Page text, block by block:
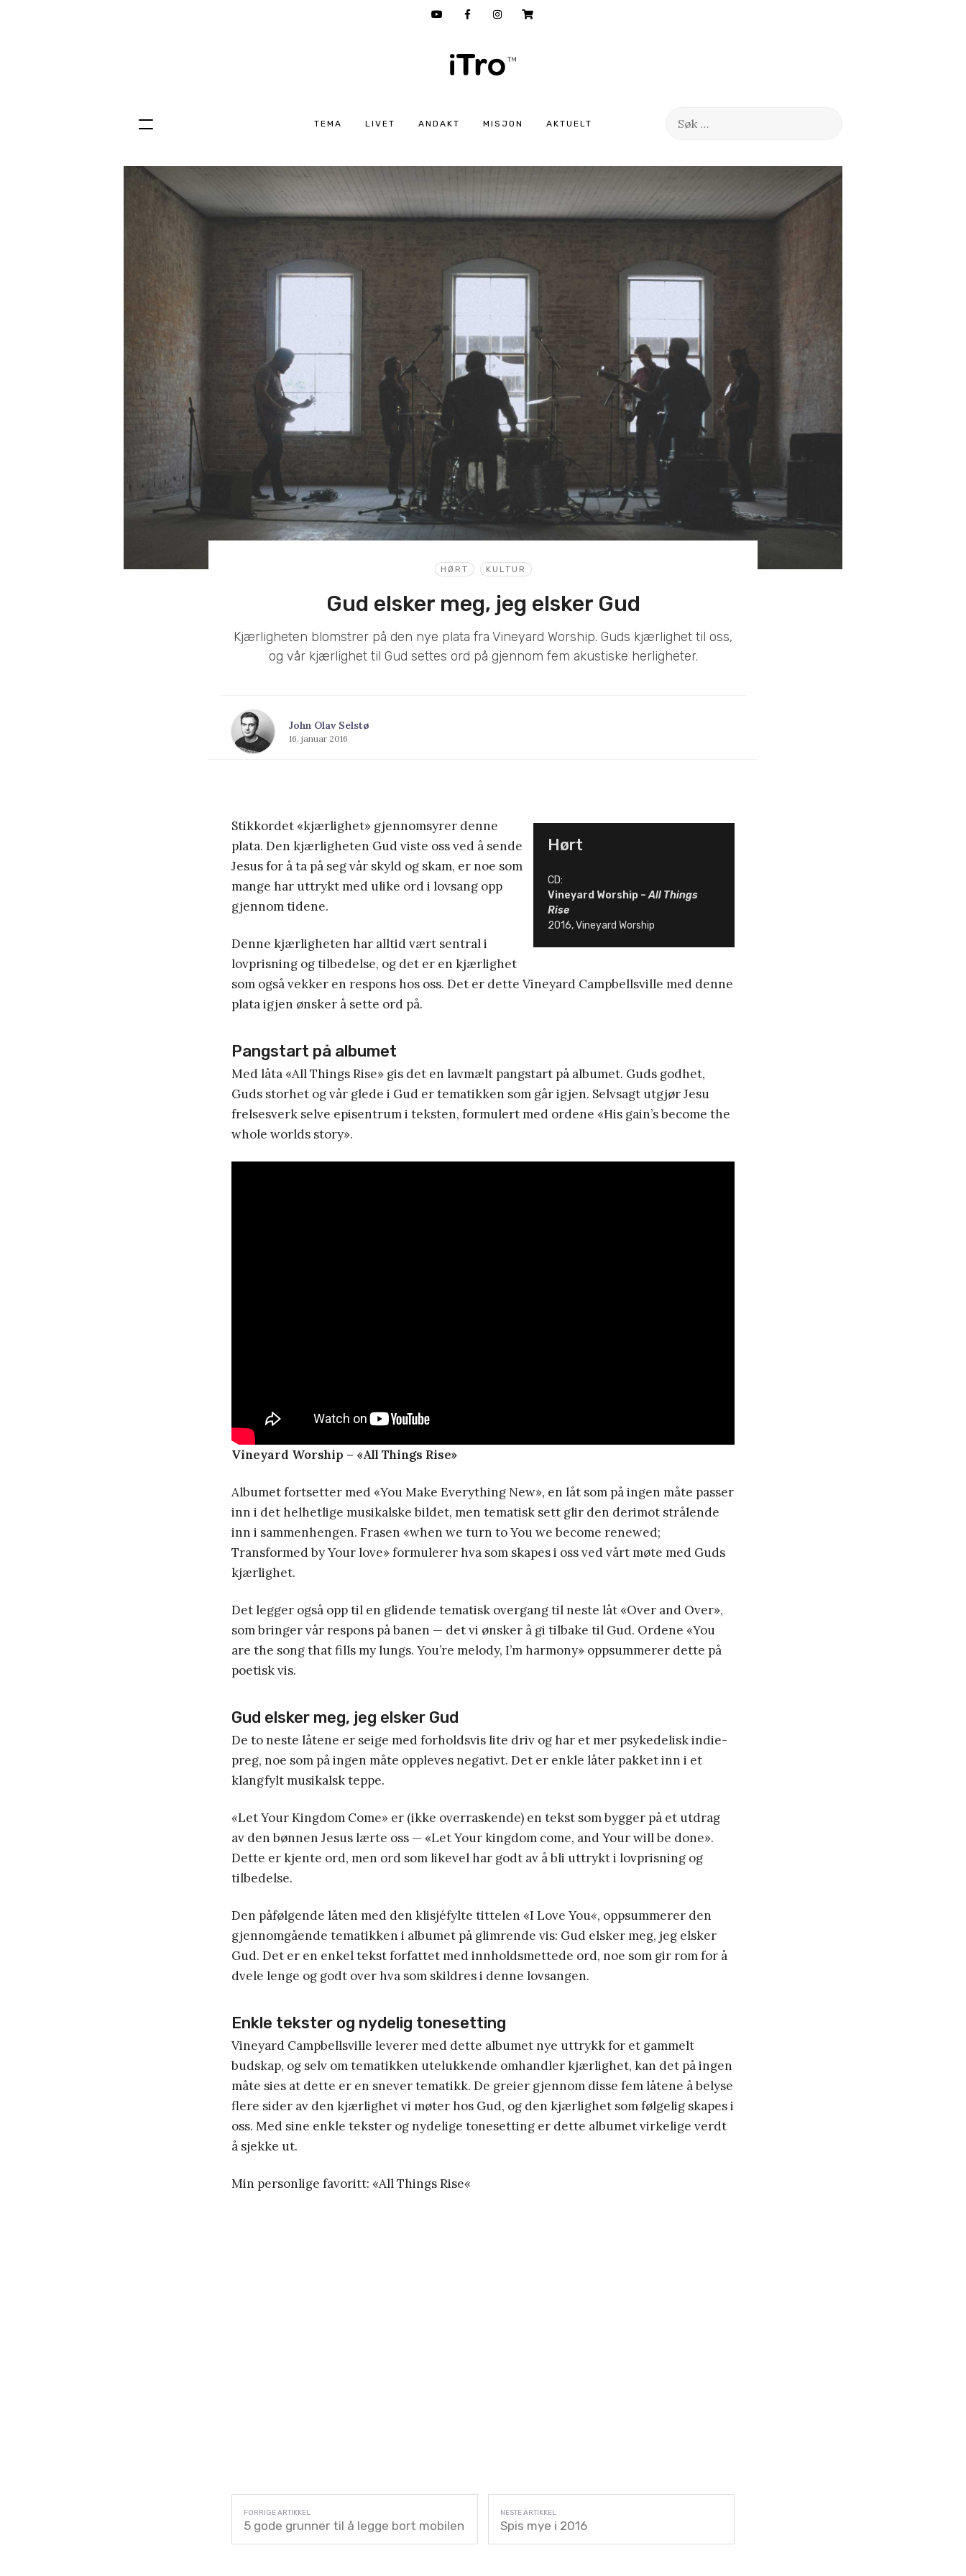
TEMA LIVET ANDAKT MISJON AKTUELT
Søk
Hopp
innhold
HØRT KULTUR
Gud elsker meg, jeg elsker Gud
Kjærligheten blomstrer på den nye plata fra Vineyard Worship. Guds kjærlighet til oss,
og vår kjærlighet til Gud settes ord på gjennom fem akustiske herligheter.
John Olav Selstø
16. januar 2016
Hørt
CD:
Vineyard Worship –All Things
Rise
2016, Vineyard Worship
Stikkordet «kjærlighet» gjennomsyrer denne
plata. Den kjærligheten Gud viste oss ved å sende
Jesus for å ta på seg vår skyld og skam, er noe som
mange har uttrykt med ulike ord i lovsang opp
gjennom tidene.
Denne kjærligheten har alltid vært sentral i
lovprisning og tilbedelse, og det er en kjærlighet
som også vekker en respons hos oss. Det er dette Vineyard Campbellsville med denne
plata igjen ønsker å sette ord på.
Pangstart på albumet
Med låta «All Things Rise» gis det en lavmælt pangstart på albumet. Guds godhet,
Guds storhet og vår glede i Gud er tematikken som går igjen. Selvsagt utgjør Jesu
frelsesverk selve episentrum i teksten, formulert med ordene «His gain’s become the
whole worlds story».
Vineyard Worship – «All Things Rise»
Albumet fortsetter med «You Make Everything New», en låt som på ingen måte passer
inn i det helhetlige musikalske bildet, men tematisk sett glir den derimot strålende
inn i sammenhengen. Frasen «when we turn to You we become renewed;
Transformed by Your love» formulerer hva som skapes i oss ved vårt møte med Guds
kjærlighet.
Det legger også opp til en glidende tematisk overgang til neste låt «Over and Over»,
som bringer vår respons på banen — det vi ønsker å gi tilbake til Gud. Ordene «You
are the song that fills my lungs. You’re melody, I’m harmony» oppsummerer dette på
poetisk vis.
Gud elsker meg, jeg elsker Gud
De to neste låtene er seige med forholdsvis lite driv og har et mer psykedelisk indie-
preg, noe som på ingen måte oppleves negativt. Det er enkle låter pakket inn i et
klangfylt musikalsk teppe.
«Let Your Kingdom Come» er (ikke overraskende) en tekst som bygger på et utdrag
av den bønnen Jesus lærte oss — «Let Your kingdom come, and Your will be done».
Dette er kjente ord, men ord som likevel har godt av å bli uttrykt i lovprisning og
tilbedelse.
Den påfølgende låten med den klisjéfylte tittelen «I Love You«, oppsummerer den
gjennomgående tematikken i albumet på glimrende vis: Gud elsker meg, jeg elsker
Gud. Det er en enkel tekst forfattet med innholdsmettede ord, noe som gir rom for å
dvele lenge og godt over hva som skildres i denne lovsangen.
Enkle tekster og nydelig tonesetting
Vineyard Campbellsville leverer med dette albumet nye uttrykk for et gammelt
budskap, og selv om tematikken utelukkende omhandler kjærlighet, kan det på ingen
måte sies at dette er en snever tematikk. De greier gjennom disse fem låtene å belyse
flere sider av den kjærlighet vi møter hos Gud, og den kjærlighet som følgelig skapes i
oss. Med sine enkle tekster og nydelige tonesetting er dette albumet virkelige verdt
å sjekke ut.
Min personlige favoritt: «All Things Rise«
5 gode grunner til å legge bort mobilen Spis mye i 2016